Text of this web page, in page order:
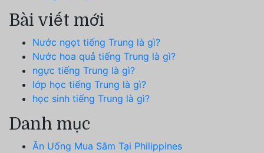
Bài viết mới
Nước ngọt tiếng Trung là gì?
Nước hoa quả tiếng Trung là gì?
ngực tiếng Trung là gì?
lớp học tiếng Trung là gì?
học sinh tiếng Trung là gì?
Danh mục
Ăn Uống Mua Sắm Tại Philippines